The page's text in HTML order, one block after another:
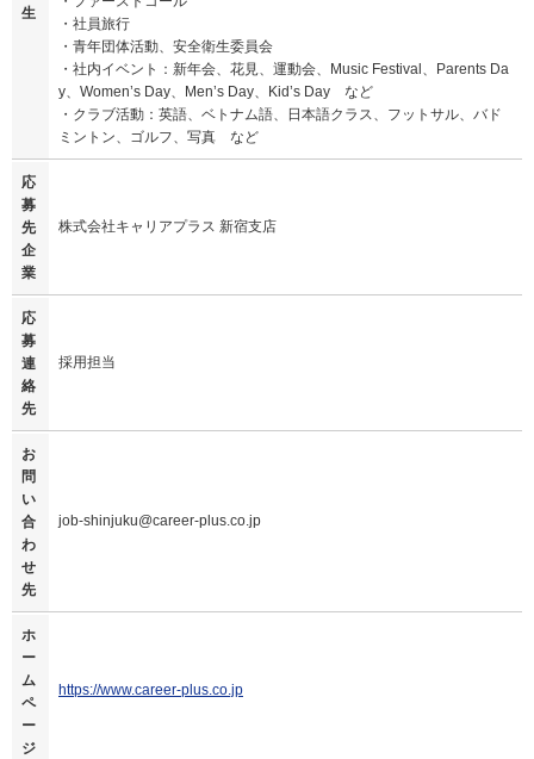
生
・社員旅行
・青年団体活動、安全衛生委員会
・社内イベント：新年会、花見、運動会、Music Festival、Parents Da
y、Women’s Day、Men’s Day、Kid’s Day など
・クラブ活動：英語、ベトナム語、日本語クラス、フットサル、バド
ミントン、ゴルフ、写真 など
応
募
先
企
業
株式会社キャリアプラス 新宿支店
応
募
連
絡
先
採用担当
お
問
い
合
わ
せ
先
job-shinjuku@career-plus.co.jp
ホ
ー
ム
ペ
ー
ジ
https://www.career-plus.co.jp